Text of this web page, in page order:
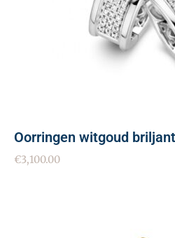
Oorringen witgoud
€3,100.00